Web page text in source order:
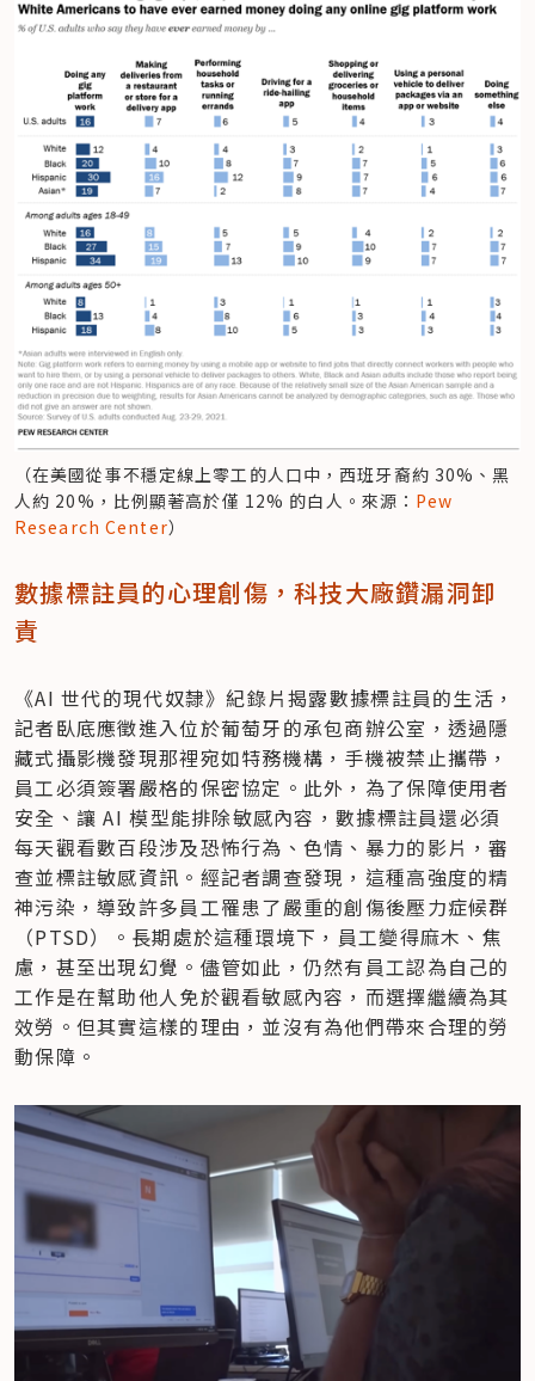
（在美國從事不穩定線上零工的人口中，西班牙裔約 30%、黑
人約 20%，比例顯著高於僅 12% 的白人。來源： Pew
Research Center）
數據標註員的心理創傷，科技大廠鑽漏洞卸
責
《AI 世代的現代奴隸》紀錄片揭露數據標註員的生活，
記者臥底應徵進入位於葡萄牙的承包商辦公室，透過隱
藏式攝影機發現那裡宛如特務機構，手機被禁止攜帶，
員工必須簽署嚴格的保密協定。此外，為了保障使用者
安全、讓 AI 模型能排除敏感內容，數據標註員還必須
每天觀看數百段涉及恐怖行為、色情、暴力的影片，審
查並標註敏感資訊。經記者調查發現，這種高強度的精
神污染，導致許多員工罹患了嚴重的創傷後壓力症候群
（PTSD）。長期處於這種環境下，員工變得麻木、焦
慮，甚至出現幻覺。儘管如此，仍然有員工認為自己的
工作是在幫助他人免於觀看敏感內容，而選擇繼續為其
效勞。但其實這樣的理由，並沒有為他們帶來合理的勞
動保障。